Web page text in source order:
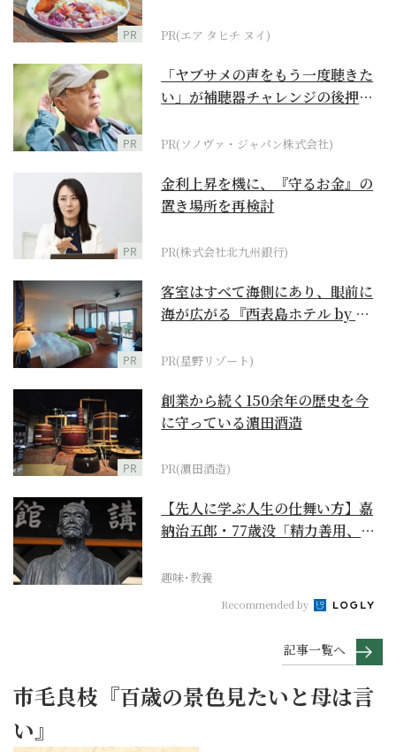
PR PR(エア タヒチ ヌイ)
PR
「ヤブサメの声をもう一度聴きた
い」が補聴器チャレンジの後押し
PR(ソノヴァ・ジャパン株式会社)
PR
金利上昇を機に、『守るお金』の
置き場所を再検討
PR(株式会社北九州銀行)
PR
客室はすべて海側にあり、眼前に
海が広がる『西表島ホテル by 星
PR(星野リゾート)
PR
創業から続く150余年の歴史を今
に守っている濵田酒造
PR(濵田酒造)
【先人に学ぶ人生の仕舞い方】嘉
納治五郎・77歳没「精力善用、自
趣味･教養
Recommended by
記事一覧へ
市毛良枝『百歳の景色見たいと母は言
い』